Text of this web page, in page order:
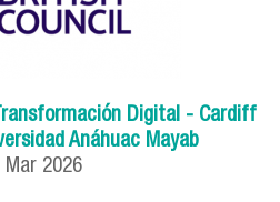
Digital - Cardiff
Anáhuac Mayab
Mar 2026